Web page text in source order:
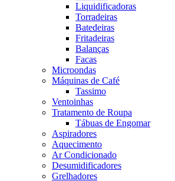
Liquidificadoras
Torradeiras
Batedeiras
Fritadeiras
Balanças
Facas
Microondas
Máquinas de Café
Tassimo
Ventoinhas
Tratamento de Roupa
Tábuas de Engomar
Aspiradores
Aquecimento
Ar Condicionado
Desumidificadores
Grelhadores